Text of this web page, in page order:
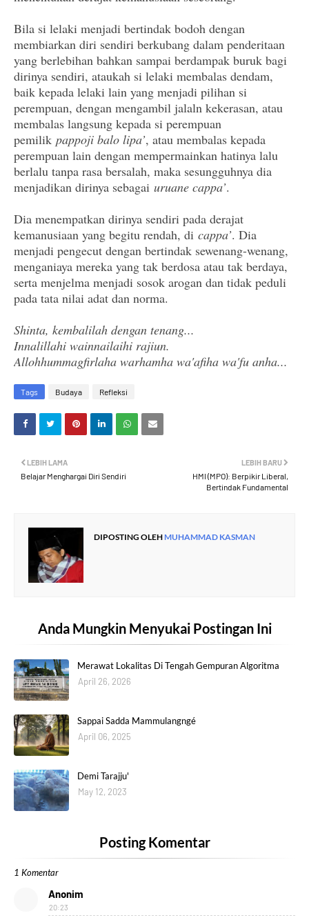
Bila si lelaki menjadi bertindak bodoh dengan
membiarkan diri sendiri berkubang dalam penderitaan
yang berlebihan bahkan sampai berdampak buruk bagi
dirinya sendiri, ataukah si lelaki membalas dendam,
baik kepada lelaki lain yang menjadi pilihan si
perempuan, dengan mengambil jalaln kekerasan, atau
membalas langsung kepada si perempuan
pemilik pappoji balo lipa’, atau membalas kepada
perempuan lain dengan mempermainkan hatinya lalu
berlalu tanpa rasa bersalah, maka sesungguhnya dia
menjadikan dirinya sebagai uruane cappa’.
Dia menempatkan dirinya sendiri pada derajat
kemanusiaan yang begitu rendah, di cappa’. Dia
menjadi pengecut dengan bertindak sewenang-wenang,
menganiaya mereka yang tak berdosa atau tak berdaya,
serta menjelma menjadi sosok arogan dan tidak peduli
pada tata nilai adat dan norma.
Shinta, kembalilah dengan tenang...
Innalillahi wainnailaihi rajiun.
Allohhummagfirlaha warhamha wa'afiha wa'fu anha...
Tags Budaya Refleksi
LEBIH BARU
HMI (MPO): Berpikir Liberal,
Bertindak Fundamental
LEBIH LAMA
Belajar Menghargai Diri Sendiri
DIPOSTING OLEH MUHAMMAD KASMAN
Anda Mungkin Menyukai Postingan Ini
Merawat Lokalitas Di Tengah Gempuran Algoritma
April 26, 2026
Sappai Sadda Mammulangngé
April 06, 2025
Demi Tarajju'
May 12, 2023
Posting Komentar
1 Komentar
Anonim
20:23